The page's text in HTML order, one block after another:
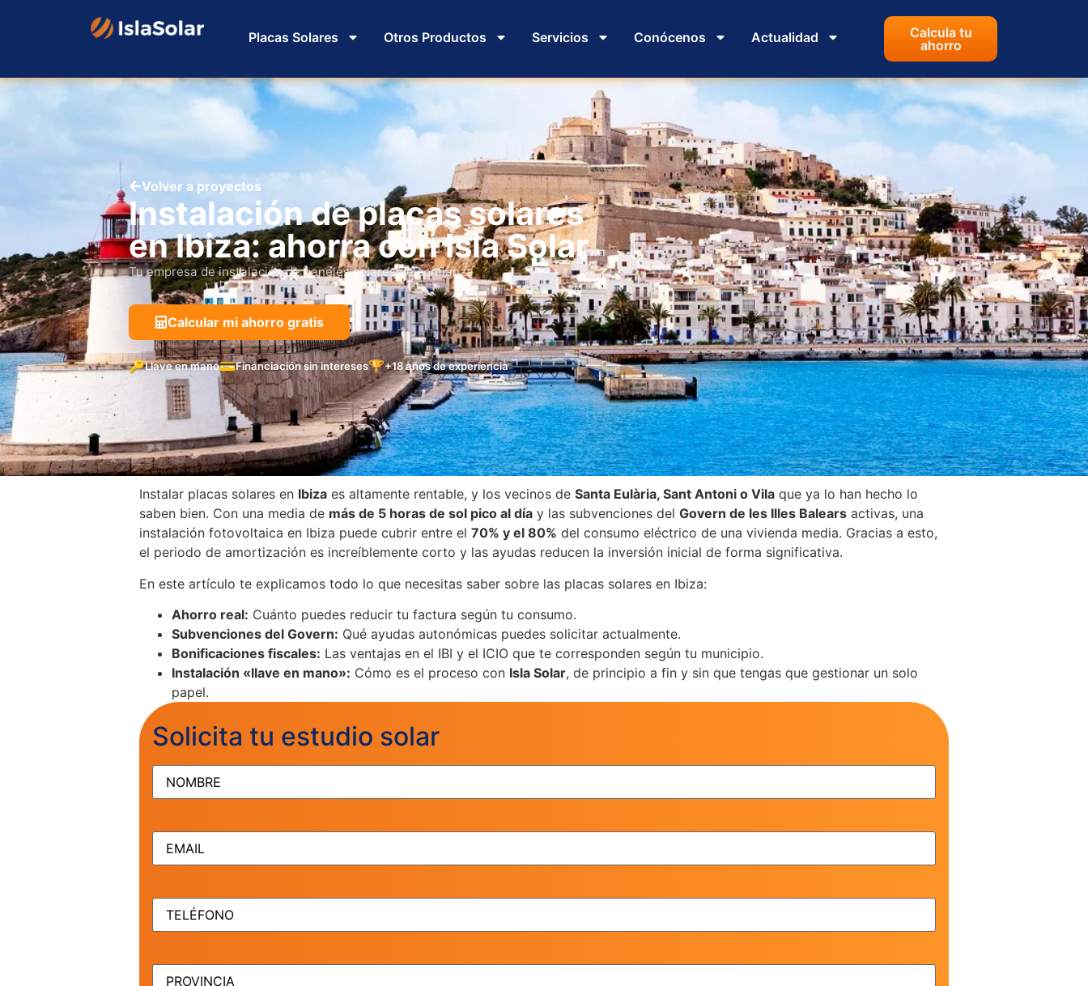
Placas Solares Otros Productos Servicios Conócenos Actualidad
Calcula tu
ahorro
Volver a proyectos
Instalación de placas solares
en Ibiza: ahorra con Isla Solar
Tu empresa de instalación de paneles solares de confianza
Calcular mi ahorro gratis
🔑Llave en mano💳Financiación sin intereses🏆+18 años de experiencia
Instalar placas solares en Ibiza es altamente rentable, y los vecinos de Santa Eulària, Sant Antoni o Vila que ya lo han hecho lo
saben bien. Con una media de más de 5 horas de sol pico al día y las subvenciones del Govern de les Illes Balears activas, una
instalación fotovoltaica en Ibiza puede cubrir entre el 70% y el 80% del consumo eléctrico de una vivienda media. Gracias a esto,
el periodo de amortización es increíblemente corto y las ayudas reducen la inversión inicial de forma significativa.
En este artículo te explicamos todo lo que necesitas saber sobre las placas solares en Ibiza:
Ahorro real: Cuánto puedes reducir tu factura según tu consumo.
Subvenciones del Govern: Qué ayudas autonómicas puedes solicitar actualmente.
Bonificaciones fiscales: Las ventajas en el IBI y el ICIO que te corresponden según tu municipio.
Instalación «llave en mano»: Cómo es el proceso con Isla Solar, de principio a fin y sin que tengas que gestionar un solo
papel.
Solicita tu estudio solar
NOMBRE(Obligatorio)
EMAIL(Obligatorio)
TELÉFONO(Obligatorio)
PROVINCIA(Obligatorio)